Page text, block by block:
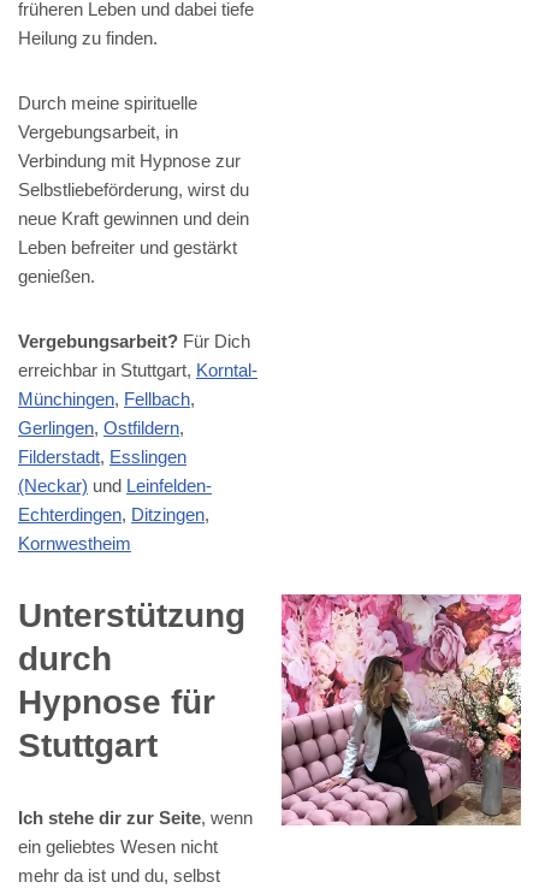
früheren Leben und dabei tiefe
Heilung zu finden.
Durch meine spirituelle
Vergebungsarbeit, in
Verbindung mit Hypnose zur
Selbstliebeförderung, wirst du
neue Kraft gewinnen und dein
Leben befreiter und gestärkt
genießen.
Vergebungsarbeit? Für Dich
erreichbar in Stuttgart, Korntal-
Münchingen, Fellbach,
Gerlingen, Ostfildern,
Filderstadt, Esslingen
(Neckar) und Leinfelden-
Echterdingen, Ditzingen,
Kornwestheim
Unterstützung
durch
Hypnose für
Stuttgart
Ich stehe dir zur Seite, wenn
ein geliebtes Wesen nicht
mehr da ist und du, selbst